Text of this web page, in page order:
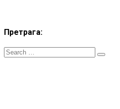
Претрага: